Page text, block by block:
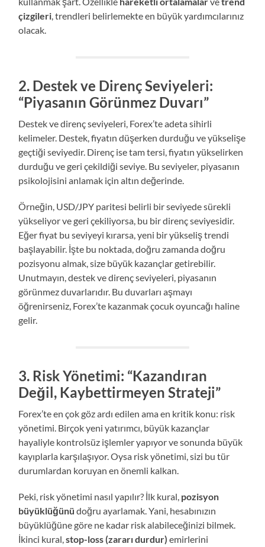
çizgileri, trendleri belirlemekte en büyük yardımcılarınız
olacak.
2. Destek ve Direnç Seviyeleri:
“Piyasanın Görünmez Duvarı”
Destek ve direnç seviyeleri, Forex’te adeta sihirli
kelimeler. Destek, fiyatın düşerken durduğu ve yükselişe
geçtiği seviyedir. Direnç ise tam tersi, fiyatın yükselirken
durduğu ve geri çekildiği seviye. Bu seviyeler, piyasanın
psikolojisini anlamak için altın değerinde.
Örneğin, USD/JPY paritesi belirli bir seviyede sürekli
yükseliyor ve geri çekiliyorsa, bu bir direnç seviyesidir.
Eğer fiyat bu seviyeyi kırarsa, yeni bir yükseliş trendi
başlayabilir. İşte bu noktada, doğru zamanda doğru
pozisyonu almak, size büyük kazançlar getirebilir.
Unutmayın, destek ve direnç seviyeleri, piyasanın
görünmez duvarlarıdır. Bu duvarları aşmayı
öğrenirseniz, Forex’te kazanmak çocuk oyuncağı haline
gelir.
3. Risk Yönetimi: “Kazandıran
Değil, Kaybettirmeyen Strateji”
Forex’te en çok göz ardı edilen ama en kritik konu: risk
yönetimi. Birçok yeni yatırımcı, büyük kazançlar
hayaliyle kontrolsüz işlemler yapıyor ve sonunda büyük
kayıplarla karşılaşıyor. Oysa risk yönetimi, sizi bu tür
durumlardan koruyan en önemli kalkan.
Peki, risk yönetimi nasıl yapılır? İlk kural, pozisyon
büyüklüğünü doğru ayarlamak. Yani, hesabınızın
büyüklüğüne göre ne kadar risk alabileceğinizi bilmek.
İkinci kural,stop-loss (zararı durdur) emirlerini